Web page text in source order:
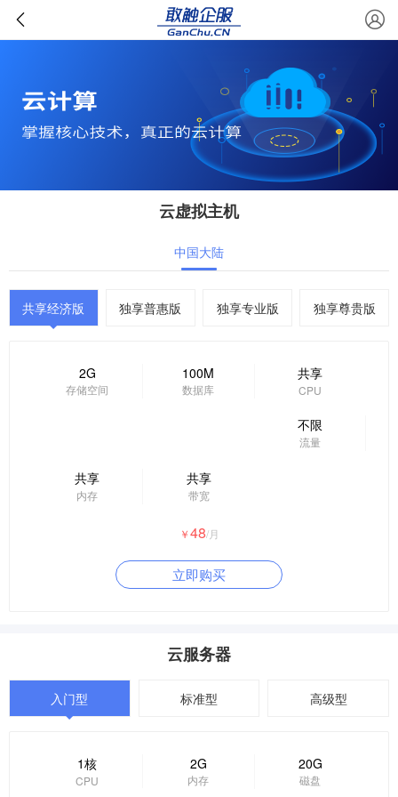
云虚拟主机
中国大陆
共享经济版 独享普惠版 独享专业版 独享尊贵版
2G
存储空间
100M
数据库
共享
CPU
不限
流量
共享
内存
共享
带宽
￥48/月
立即购买
云服务器
入门型 标准型 高级型
1核
CPU
2G
内存
20G
磁盘